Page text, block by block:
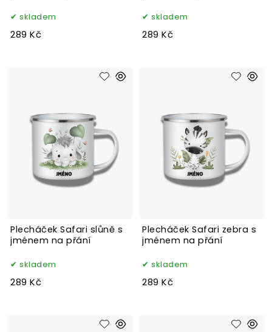
skladem
289 Kč
skladem
289 Kč
Plecháček Safari slůně s
jménem na přání
skladem
289 Kč
Plecháček Safari zebra s
jménem na přání
skladem
289 Kč